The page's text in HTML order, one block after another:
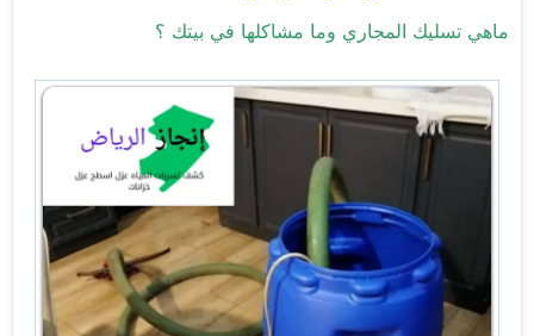
ماهي تسليك المجاري وما مشاكلها في بيتك ؟